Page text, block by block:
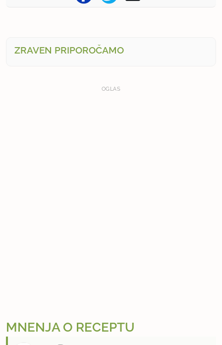
ZRAVEN PRIPOROČAMO
OGLAS
MNENJA O RECEPTU